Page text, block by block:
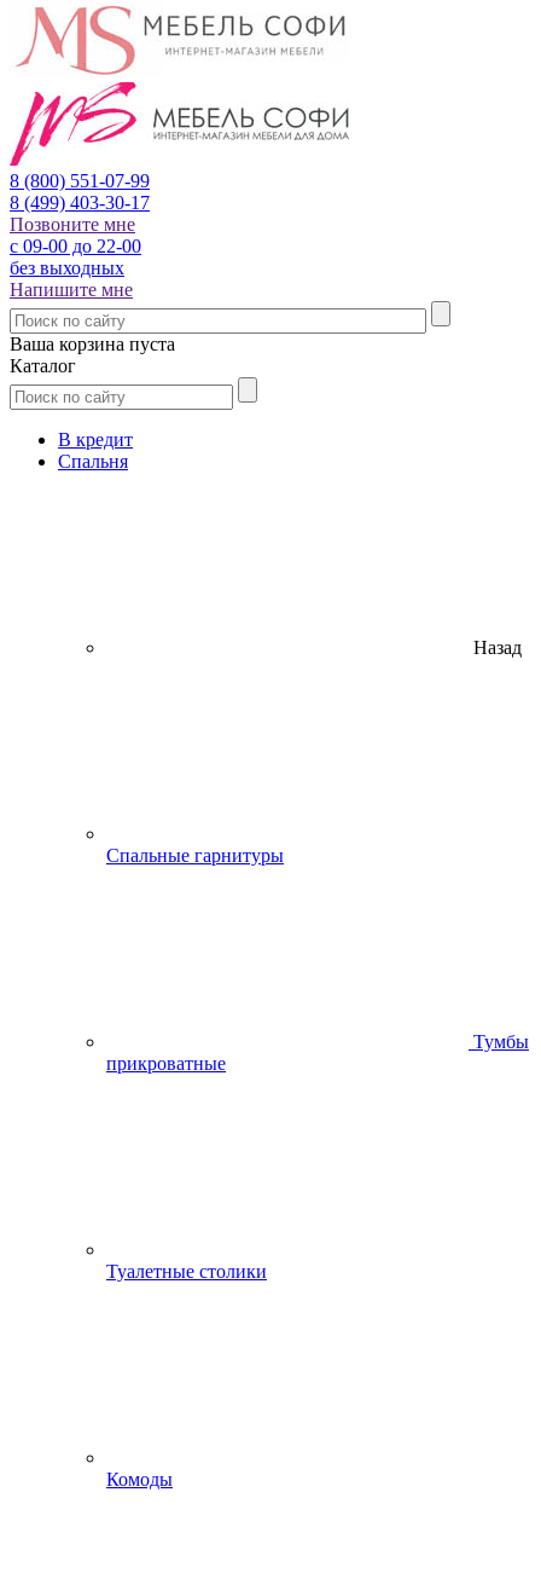
8 (800) 551-07-99
8 (499) 403-30-17
Позвоните мне
с 09-00 до 22-00
без выходных
Напишите мне
Ваша корзина пуста
Каталог
В кредит
Спальня
Назад
Спальные гарнитуры
Тумбы
прикроватные
Туалетные столики
Комоды